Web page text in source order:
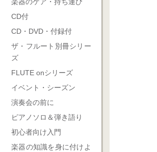
CD付
CD・DVD・付録付
ザ・フルート別冊シリー
ズ
FLUTE onシリーズ
イベント・シーズン
演奏会の前に
ピアノソロ＆弾き語り
初心者向け入門
楽器の知識を身に付けよ